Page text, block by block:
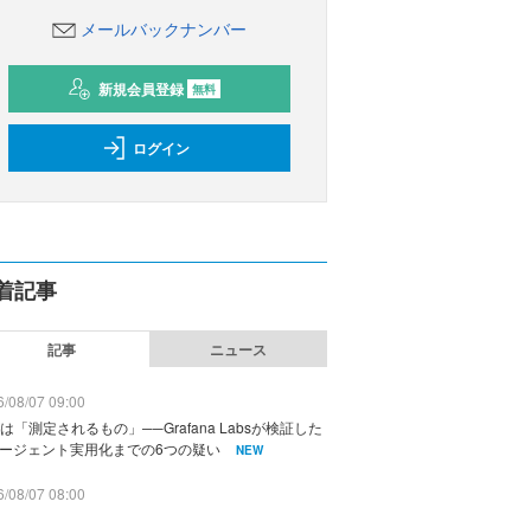
メールバックナンバー
新規会員登録 無料
ログイン
記事
記事 ニュース
08/07 09:00
「測定されるもの」──Grafana Labsが検証した
ジェント実用化までの6つの疑い
NEW
08/07 08:00